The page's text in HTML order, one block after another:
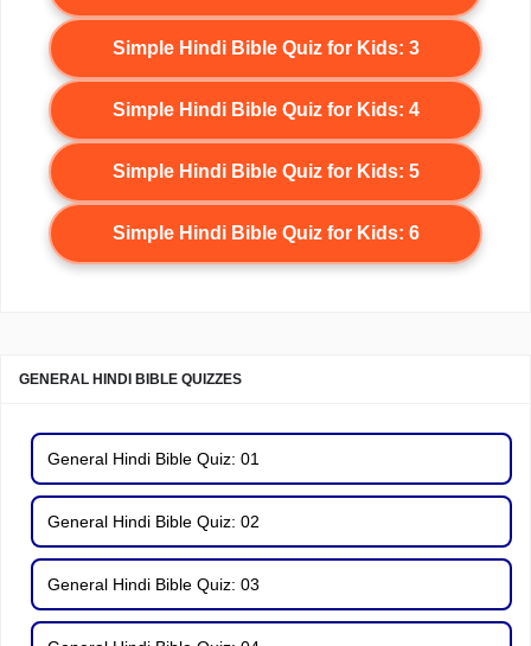
Simple Hindi Bible Quiz for Kids: 3
Simple Hindi Bible Quiz for Kids: 4
Simple Hindi Bible Quiz for Kids: 5
Simple Hindi Bible Quiz for Kids: 6
GENERAL HINDI BIBLE QUIZZES
General Hindi Bible Quiz: 01
General Hindi Bible Quiz: 02
General Hindi Bible Quiz: 03